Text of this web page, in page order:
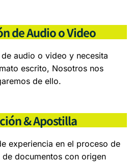
de Audio o Video
audio o video y necesita
escrito, Nosotros nos
de ello.
& Apostilla
experiencia en el proceso de
documentos con origen